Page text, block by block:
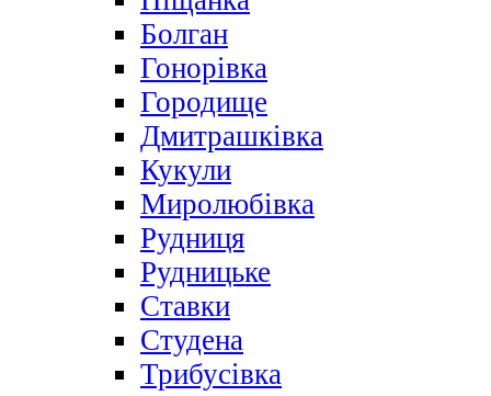
Болган
Гонорівка
Городище
Дмитрашківка
Кукули
Миролюбівка
Рудниця
Рудницьке
Ставки
Студена
Трибусівка